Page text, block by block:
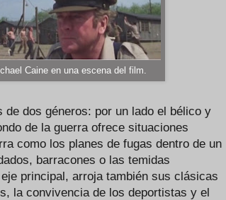
Caine en una escena del film.
dos géneros: por un lado el bélico y
de la guerra ofrece situaciones
como los planes de fugas dentro de un
barracones o las temidas
principal, arroja también sus clásicas
la convivencia de los deportistas y el